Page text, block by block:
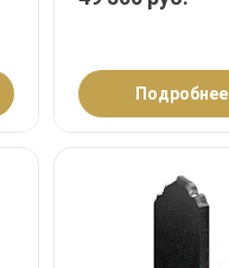
Подробнее